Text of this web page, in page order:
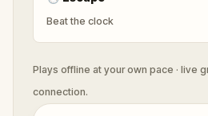
Beat the clock
Plays offline at your own pace · live
connection.